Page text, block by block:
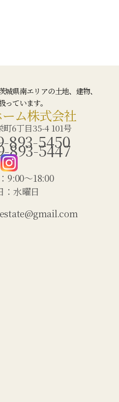
県南エリアの土地、建物、
ています。
ム株式会社
6丁目35-4 101号
893-5450
893-5447
9:00〜18:00
：水曜日